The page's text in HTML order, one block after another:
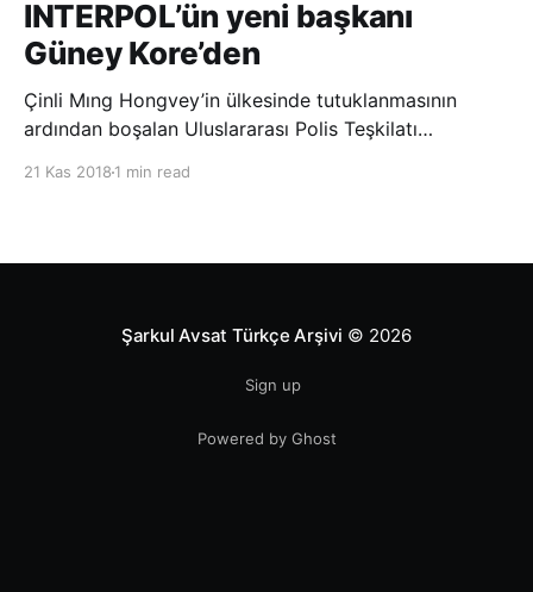
INTERPOL’ün yeni başkanı
Güney Kore’den
Çinli Mıng Hongvey’in ülkesinde tutuklanmasının
ardından boşalan Uluslararası Polis Teşkilatı
21 Kas 2018 1 min read
Şarkul Avsat Türkçe Arşivi © 2026
Sign up
Powered by Ghost